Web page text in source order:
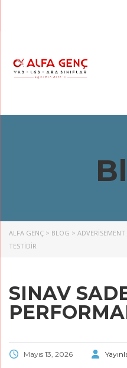
ALFA GENÇ > BLOG > ADVERISEMENT
TESTIDIR
SINAV
Mayıs 13, 2026